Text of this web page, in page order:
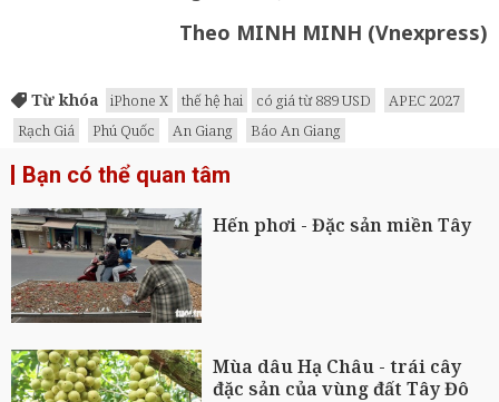
Theo MINH MINH (Vnexpress)
Từ khóa iPhone X thế hệ hai có giá từ 889 USD
APEC 2027
Rạch Giá
Phú Quốc An Giang Báo An Giang
Bạn có thể quan tâm
Hến phơi - Đặc sản miền Tây
Mùa dâu Hạ Châu - trái cây
đặc sản của vùng đất Tây Đô